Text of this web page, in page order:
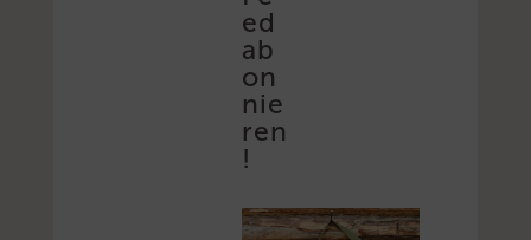
ed
ab
on
nie
ren
!